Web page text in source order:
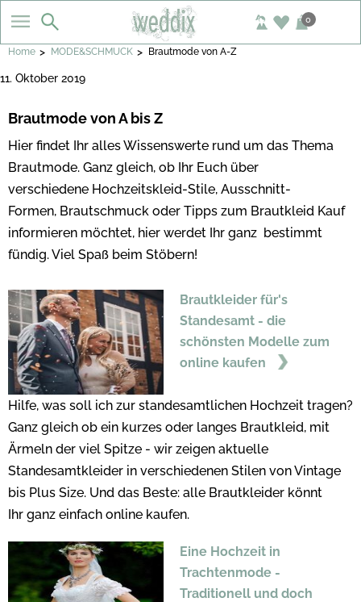
0
Home > MODE&SCHMUCK > Brautmode von A-Z
11. Oktober 2019
Brautmode von A bis Z
Hier findet Ihr alles Wissenswerte rund um das Thema
Brautmode. Ganz gleich, ob Ihr Euch über
verschiedene Hochzeitskleid-Stile, Ausschnitt-
Formen, Brautschmuck oder Tipps zum Brautkleid Kauf
informieren möchtet, hier werdet Ihr ganz bestimmt
fündig. Viel Spaß beim Stöbern!
Brautkleider für's
Standesamt - die
schönsten Modelle zum
online kaufen
Hilfe, was soll ich zur standesamtlichen Hochzeit tragen?
Ganz gleich ob ein kurzes oder langes Brautkleid, mit
Ärmeln der viel Spitze - wir zeigen aktuelle
Standesamtkleider in verschiedenen Stilen von Vintage
bis Plus Size. Und das Beste: alle Brautkleider könnt
Ihr ganz einfach online kaufen.
Eine Hochzeit in
Trachtenmode -
Traditionell und doch